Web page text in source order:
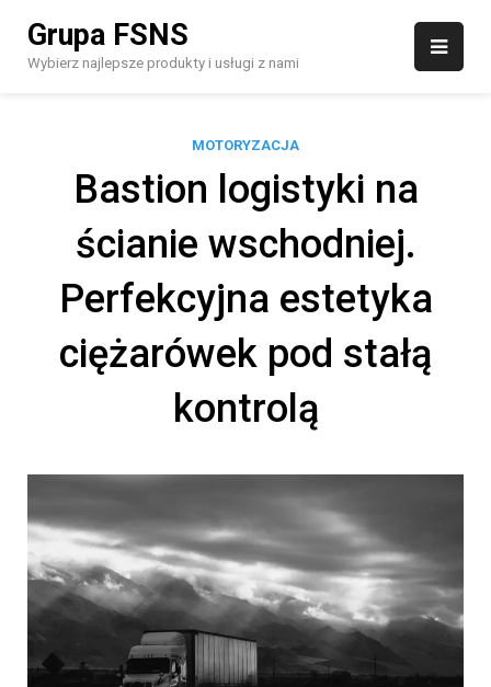
content
Grupa FSNS
Wybierz najlepsze produkty i usługi z nami
MOTORYZACJA
Bastion logistyki na
ścianie wschodniej.
Perfekcyjna estetyka
ciężarówek pod stałą
kontrolą